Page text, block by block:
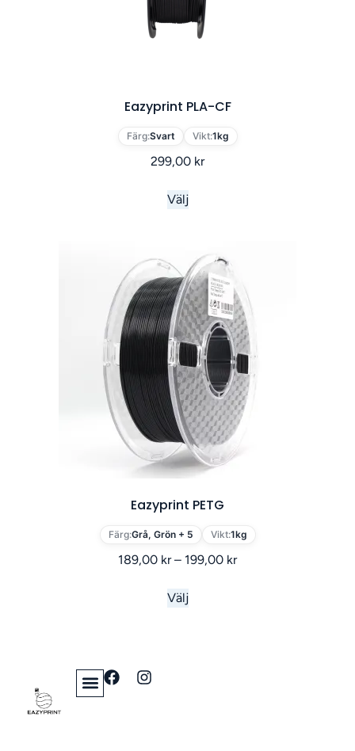
Eazyprint PLA-CF
Färg:Svart Vikt:1kg
299,00 kr
Välj
Eazyprint PETG
Färg:Grå, Grön + 5 Vikt:1kg
189,00 kr – 199,00 kr
Välj